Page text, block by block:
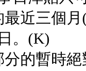
近三個
。(K)
的暫時